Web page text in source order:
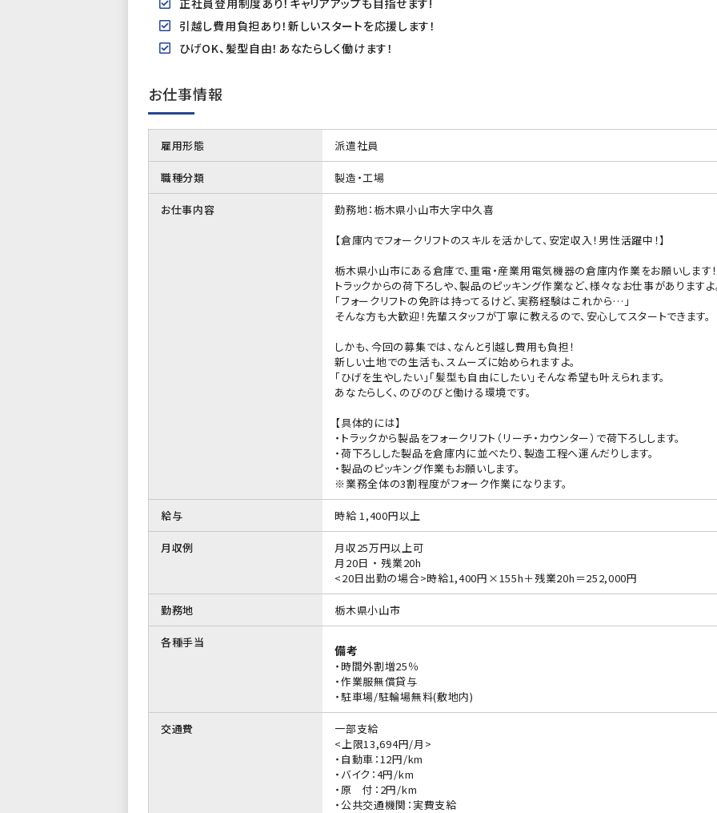
正社員登用制度あり！キャリアアップも目指せます!
引越し費用負担あり！新しいスタートを応援します！
ひげOK、髪型自由！あなたらしく働けます！
お仕事情報
雇用形態 派遣社員
職種分類 製造・工場
お仕事内容
勤務地：栃木県小山市大字中久喜
【倉庫内でフォークリフトのスキルを活かして、安定収入！男性活躍中！】
栃木県小山市にある倉庫で、重電・産業用電気機器の倉庫内作業をお願いします
トラックからの荷下ろしや、製品のピッキング作業など、様々なお仕事がありますよ
「フォークリフトの免許は持ってるけど、実務経験はこれから…」
そんな方も大歓迎！先輩スタッフが丁寧に教えるので、安心してスタートできます。
しかも、今回の募集では、なんと引越し費用も負担！
新しい土地での生活も、スムーズに始められますよ。
「ひげを生やしたい」「髪型も自由にしたい」そんな希望も叶えられます。
あなたらしく、のびのびと働ける環境です。
【具体的には】
・トラックから製品をフォークリフト（リーチ・カウンター）で荷下ろしします。
・荷下ろしした製品を倉庫内に並べたり、製造工程へ運んだりします。
・製品のピッキング作業もお願いします。
※業務全体の3割程度がフォーク作業になります。
給与 時給 1,400円以上
月収例
月収25万円以上可
月20日 ・ 残業20h
<20日出勤の場合>時給1,400円×155h＋残業20h＝252,000円
勤務地 栃木県小山市
各種手当
備考
・時間外割増25％
・作業服無償貸与
・駐車場/駐輪場無料(敷地内)
交通費
一部支給
<上限13,694円/月>
・自動車：12円/km
・バイク：4円/km
・原 付：2円/km
・公共交通機関：実費支給